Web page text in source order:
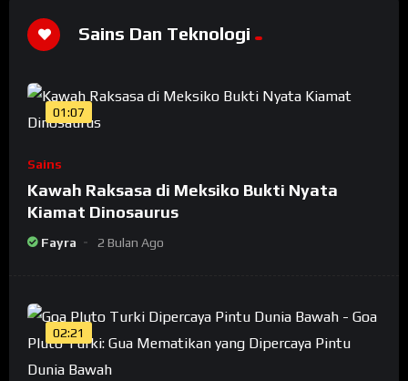
Sains Dan Teknologi
01:07
Sains
Kawah Raksasa di Meksiko Bukti Nyata
Kiamat Dinosaurus
Fayra 2 Bulan Ago
02:21